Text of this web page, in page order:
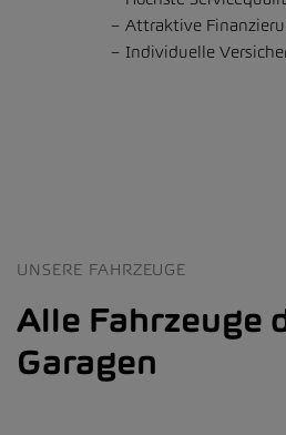
Attraktive
Individuelle
UNSERE FAHRZEUGE
Alle Fahrzeuge
Garagen